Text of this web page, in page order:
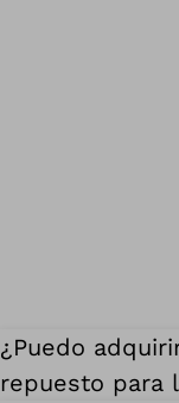
¿Puedo
repuesto para